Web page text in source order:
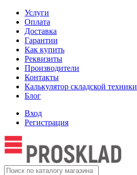
Услуги
Оплата
Доставка
Гарантии
Как купить
Реквизиты
Производители
Контакты
Калькулятор складской техники
Блог
Вход
Регистрация